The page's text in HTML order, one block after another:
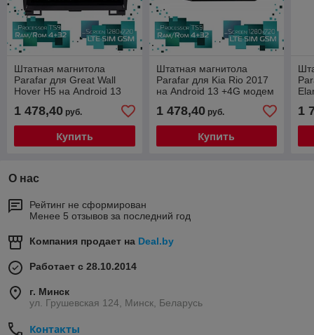
Штатная магнитола
Parafar для Great Wall
Hover H5 на Android 13
+4G модем (PF601XHD)
1 478,40 руб.
Купить
Штатная магнитола
Parafar для Kia Rio 2017
на Android 13 +4G модем
1 478,40руб.
Купить
1
О нас
Рейтинг не сформирован
Менее 5 отзывов за последний год
Компания продает на Deal.by
Работает с 28.10.2014
г. Минск
ул. Грушевская 124, Минск, Беларусь
Контакты